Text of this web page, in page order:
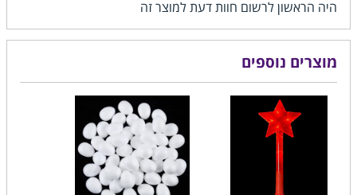
היה הראשון לרשום חוות דעת למוצר זה
מוצרים נוספים